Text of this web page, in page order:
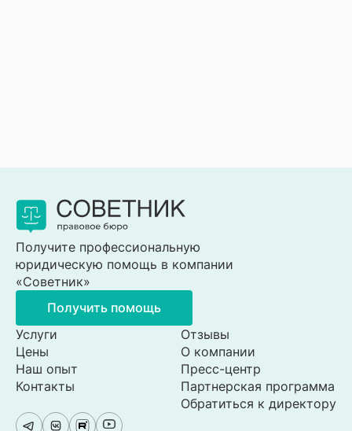
Получите профессиональную
юридическую помощь в компании
«Советник»
Получить помощь
Услуги
Цены
Наш опыт
Контакты
Отзывы
О компании
Пресс-центр
Партнерская программа
Обратиться к директору